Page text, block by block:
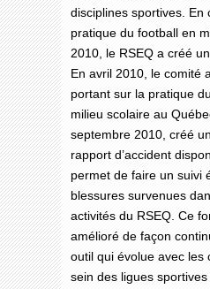
disciplines sportives. En
pratique du football en
2010, le RSEQ a créé
En avril 2010, le comité
portant sur la pratique
milieu scolaire au
septembre 2010, créé
rapport d’accident
permet de faire un suivi
blessures survenues
activités du RSEQ. Ce
amélioré de façon
outil qui évolue avec les
sein des ligues